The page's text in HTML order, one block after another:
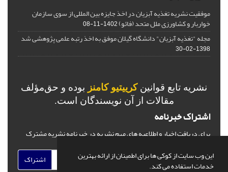
این وب سایت از کوکی ها برای اطمینان از ارائه بهترین
خدمات استفاده می کند.
موفقیت نشریه تغذیه آبزیان در اخذ جایزه بین المللی از سوی سازمان
خواربار و کشاورزی ملل متحد (فائو)1402-11-08
مجله "تغذیه آبزیان" دانشگاه گیلان موفق به اخذ رتبه علمی پژوهشی شد
1398-02-30
نشریه تابع قوانینکرییتیو کامنز بوده و حق‌مؤلف
مقالات از آن نویسندگان است.
اشتراک خبرنامه
برای دریافت اخبار و اطلاعیه های مهم نشریه در خبرنامه نشریه مشترک
اشتراک